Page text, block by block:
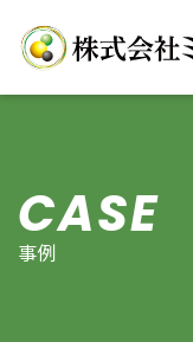
CASE
事例